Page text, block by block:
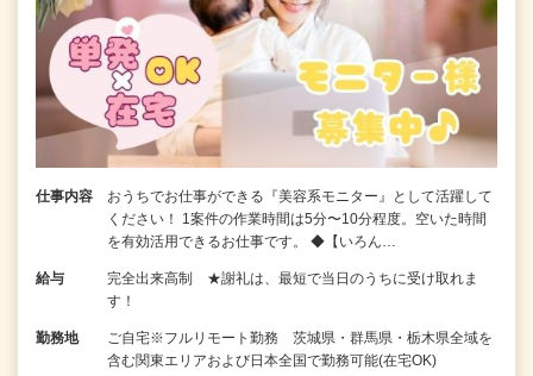
仕事内容
おうちでお仕事ができる『美容系モニター』として活躍して
ください！ 1案件の作業時間は5分〜10分程度。空いた時間
を有効活用できるお仕事です。 ◆【いろん…
給与
完全出来高制 ★謝礼は、最短で当日のうちに受け取れま
す！
勤務地
ご自宅※フルリモート勤務 茨城県・群馬県・栃木県全域を
含む関東エリアおよび日本全国で勤務可能(在宅OK)